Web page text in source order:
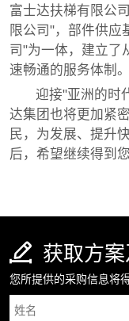
富士达扶梯有限公
限公司"，部件供应
司"为一体，建立了
速畅通的服务体制。
迎接"亚洲的时
达集团也将更加紧
民，为发展、提升
后，希望继续得到
获取方
您所提供的采购信息将